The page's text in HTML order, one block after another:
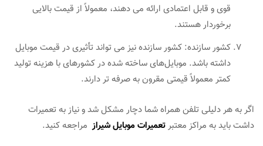
قوی و قابل اعتمادی ارائه می دهند، معمولاً از قیمت بالایی
برخوردار هستند.
کشور سازنده: کشور سازنده نیز می تواند تأثیری در قیمت موبایل
داشته باشد. موبایل‌های ساخته شده در کشورهای با هزینه تولید
کمتر معمولاً قیمتی مقرون به صرفه تر دارند.
اگر به هر دلیلی تلفن همراه شما دچار مشکل شد و نیاز به تعمیرات
داشت باید به مراکز معتبرتعمیرات موبایل شیرازمراجعه کنید.